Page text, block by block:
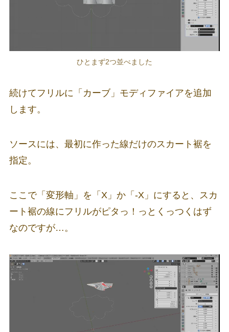
ひとまず2つ並べました
続けてフリルに「カーブ」モディファイアを追加
します。
ソースには、最初に作った線だけのスカート裾を
指定。
ここで「変形軸」を「X」か「-X」にすると、スカ
ート裾の線にフリルがピタっ！っとくっつくはず
なのですが…。